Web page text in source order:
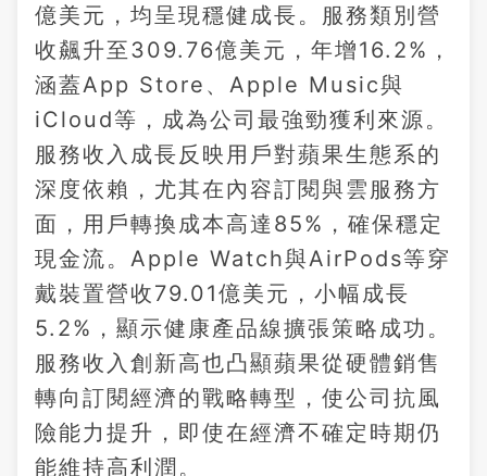
億美元，均呈現穩健成長。服務類別營
收飆升至309.76億美元，年增16.2%，
涵蓋App Store、Apple Music與
iCloud等，成為公司最強勁獲利來源。
服務收入成長反映用戶對蘋果生態系的
深度依賴，尤其在內容訂閱與雲服務方
面，用戶轉換成本高達85%，確保穩定
現金流。Apple Watch與AirPods等穿
戴裝置營收79.01億美元，小幅成長
5.2%，顯示健康產品線擴張策略成功。
服務收入創新高也凸顯蘋果從硬體銷售
轉向訂閱經濟的戰略轉型，使公司抗風
險能力提升，即使在經濟不確定時期仍
能維持高利潤。